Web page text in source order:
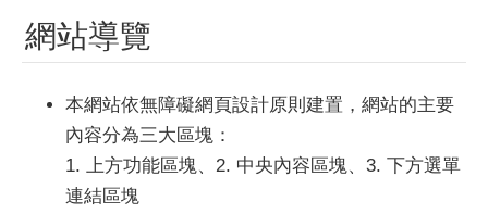
網站導覽
本網站依無障礙網頁設計原則建置，網站的主要
內容分為三大區塊：
1. 上方功能區塊、2. 中央內容區塊、3. 下方選單
連結區塊